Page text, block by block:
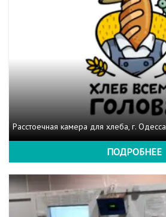
Расстоечная камера для хлеба, г. Одесса
ПОДРОБНЕЕ